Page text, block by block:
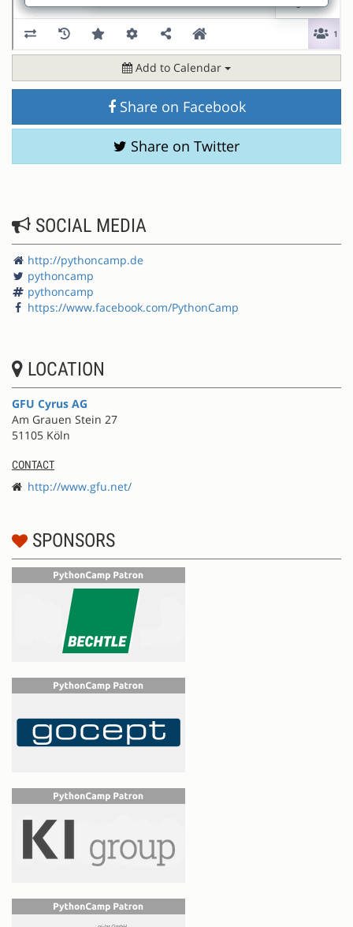
Add to Calendar
Share on Facebook
Share on Twitter
SOCIAL MEDIA
http://pythoncamp.de
pythoncamp
pythoncamp
https://www.facebook.com/PythonCamp
LOCATION
GFU Cyrus AG
Am Grauen Stein 27
51105 Köln
CONTACT
http://www.gfu.net/
SPONSORS